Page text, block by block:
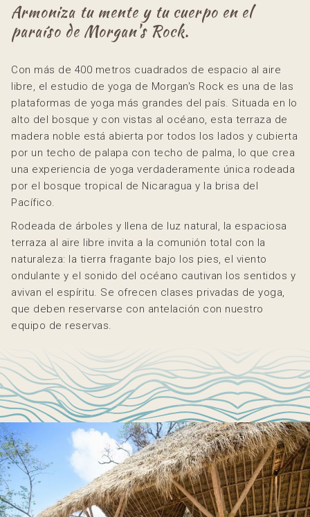
Armoniza tu mente y tu cuerpo en el
paraíso de Morgan's Rock.
Con más de 400 metros cuadrados de espacio al aire
libre, el estudio de yoga de Morgan's Rock es una de las
plataformas de yoga más grandes del país. Situada en lo
alto del bosque y con vistas al océano, esta terraza de
madera noble está abierta por todos los lados y cubierta
por un techo de palapa con techo de palma, lo que crea
una experiencia de yoga verdaderamente única rodeada
por el bosque tropical de Nicaragua y la brisa del
Pacífico.
Rodeada de árboles y llena de luz natural, la espaciosa
terraza al aire libre invita a la comunión total con la
naturaleza: la tierra fragante bajo los pies, el viento
ondulante y el sonido del océano cautivan los sentidos y
avivan el espíritu. Se ofrecen clases privadas de yoga,
que deben reservarse con antelación con nuestro
equipo de reservas.